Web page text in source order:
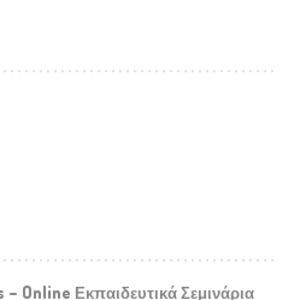
Online Εκπαιδευτικά Σεμινάρια